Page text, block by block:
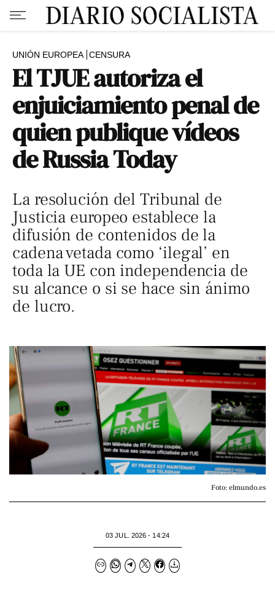
UNIÓN EUROPEA CENSURA
El TJUE autoriza el
enjuiciamiento penal de
quien publique vídeos
de Russia Today
La resolución del Tribunal de
Justicia europeo establece la
difusión de contenidos de la
cadena vetada como ‘ilegal’ en
toda la UE con independencia de
su alcance o si se hace sin ánimo
de lucro.
Foto: elmundo.es
03 JUL. 2026 - 14:24